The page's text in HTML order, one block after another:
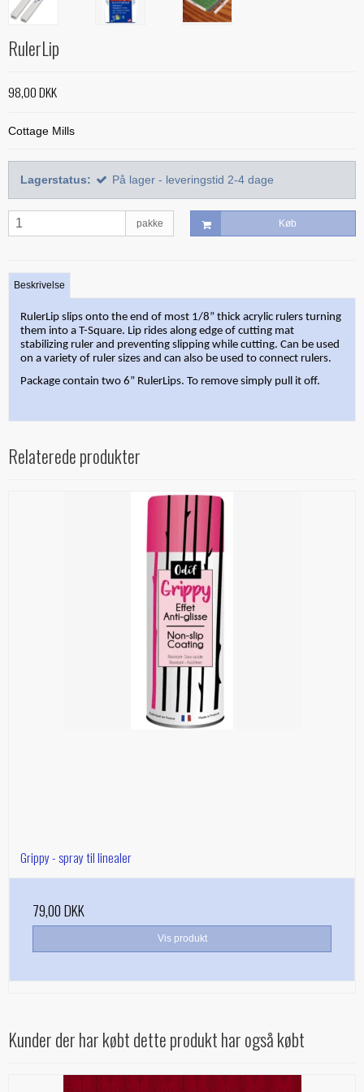
Stof efter farve
Treasure Håndquiltetråd
Glitter 'hologram'tråd
Silketråd
Polyester mellemfoer
Alle bøger
Julebøger
Modern Quilts
Paper/foundation piecing
Mønstre
Alle mønstre
BeColourful - Jacqueline de Jonge
Mønstre til stamps
Mønstre fra Sew Kind of Wonderful
Skabeloner og linealer
Buede former
Creative Grids
Diverse skabeloner
Linealer
Marti Michell skabeloner
Studio 180 Design
Div. tilbehør til quiltning
Quiltemønstre
Fortrykte quilttoppe
Taskemønstre
Lynlåse
Hardware - taskespænder
Mesh og fold-over elastik
Øvrigt tilbehør til tasker
Materialer til masker/mundbind
Kork og kunstlæder
RulerLip
98,00 DKK
Cottage Mills
Lagerstatus: På lager - leveringstid 2-4 dage
pakke Køb
Beskrivelse
RulerLip slips onto the end of most 1/8” thick acrylic rulers turning
them into a T-Square. Lip rides along edge of cutting mat
stabilizing ruler and preventing slipping while cutting. Can be used
on a variety of ruler sizes and can also be used to connect rulers.
Package contain two 6” RulerLips. To remove simply pull it off.
Relaterede produkter
Grippy - spray til linealer
79,00 DKK
Vis produkt
Kunder der har købt dette produkt har også købt